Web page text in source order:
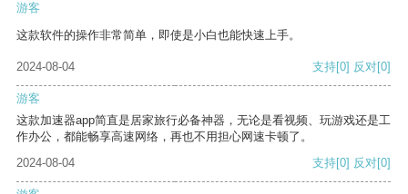
游客
这款软件的操作非常简单，即使是小白也能快速上手。
2024-08-04 支持[0] 反对[0]
游客
这款加速器app简直是居家旅行必备神器，无论是看视频、玩游戏还是工
作办公，都能畅享高速网络，再也不用担心网速卡顿了。
2024-08-04
支持[0] 反对[0]